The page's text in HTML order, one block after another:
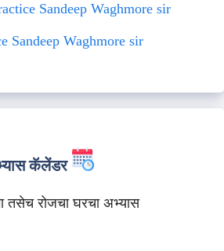
Sandeep Waghmore sir
Sandeep Waghmore sir
कॅलेंडर
तसेच रोजचा घरचा अभ्यास